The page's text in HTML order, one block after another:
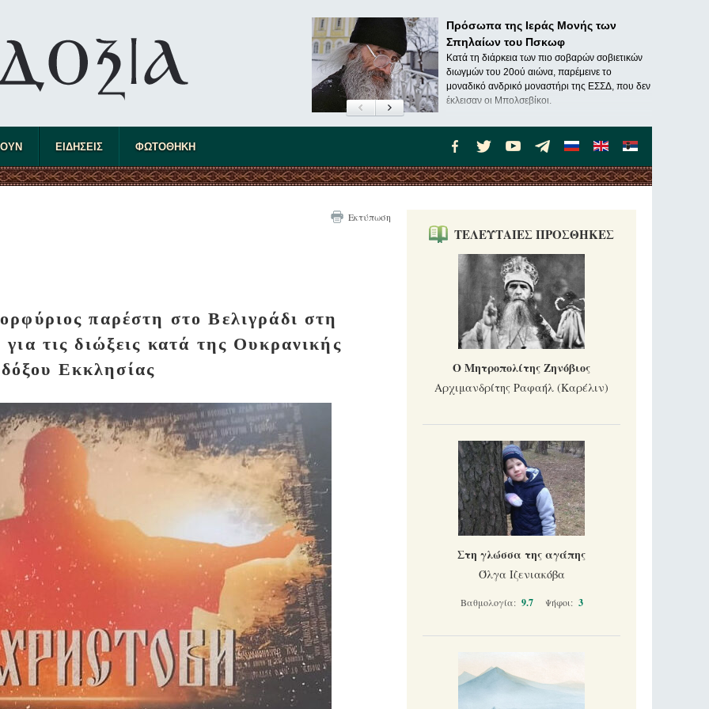
Πρόσωπα της Ιεράς Μονής των
Σπηλαίων του Πσκωφ
Κατά τη διάρκεια των πιο σοβαρών σοβιετικών
διωγμών του 20ού αιώνα, παρέμεινε το
μοναδικό ανδρικό μοναστήρι της ΕΣΣΔ, που δεν
έκλεισαν οι Μπολσεβίκοι.
ΕΙΔΗΣΕΙΣ ΦΩΤΟΘΗΚΗ
Εκτύπωση
παρέστη στο Βελιγράδι στη
τις διώξεις κατά της Ουκρανικής
Εκκλησίας
ΤΕΛΕΥΤΑΙΕΣ ΠΡΟΣΘΗΚΕΣ
Ο Μητροπολίτης Ζηνόβιος
Αρχιμανδρίτης Ραφαήλ (Καρέλιν)
Στη γλώσσα της αγάπης
Όλγα Ιζενιακόβα
Βαθμολογία: 9.7 Ψήφοι: 3